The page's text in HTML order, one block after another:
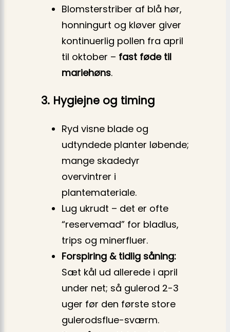
Blomsterstriber af blå hør,
honningurt og kløver giver
kontinuerlig pollen fra april
til oktober – fast føde til
mariehøns.
3. Hygiejne og timing
Ryd visne blade og
udtyndede planter løbende;
mange skadedyr
overvintrer i
plantemateriale.
Lug ukrudt – det er ofte
“reservemad” for bladlus,
trips og minerfluer.
Forspiring & tidlig såning:
Sæt kål ud allerede i april
under net; så gulerod 2-3
uger før den første store
gulerodsflue-sværm.